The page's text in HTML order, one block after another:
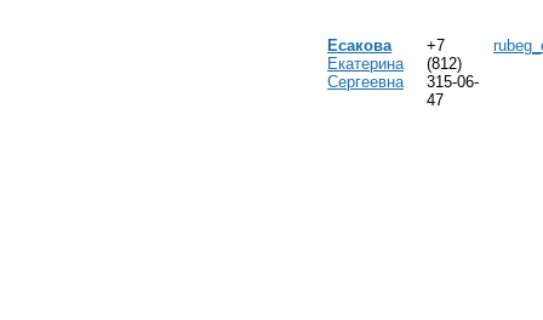
Есакова
Екатерина
Сергеевна
+7
(812)
315-06-
47